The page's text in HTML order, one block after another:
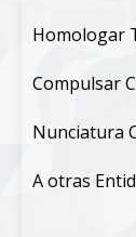
Homologar
Compulsar
Nunciatura
A otras